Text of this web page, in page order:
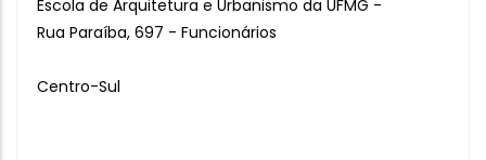
Escola de Arquitetura e Urbanismo da UFMG -
Rua Paraíba, 697 - Funcionários
Centro-Sul